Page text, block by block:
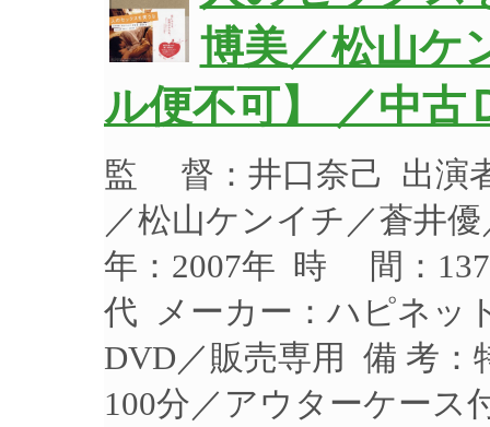
博美／松山ケ
ル便不可】 ／中古
監 督：井口奈己 出演
／松山ケンイチ／蒼井
年：2007年 時 間：
代 メーカー：ハピネッ
DVD／販売専用 備 考：
100分／アウターケース